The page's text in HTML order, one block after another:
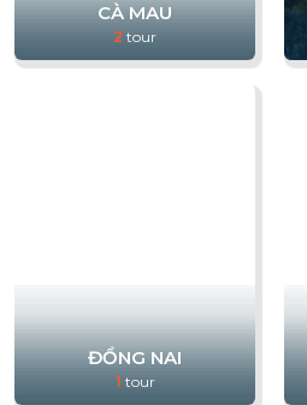
CÀ MAU
2 tour
ĐỒNG NAI
1 tour